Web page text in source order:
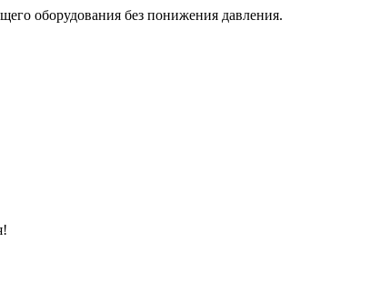
оборудования без понижения давления.